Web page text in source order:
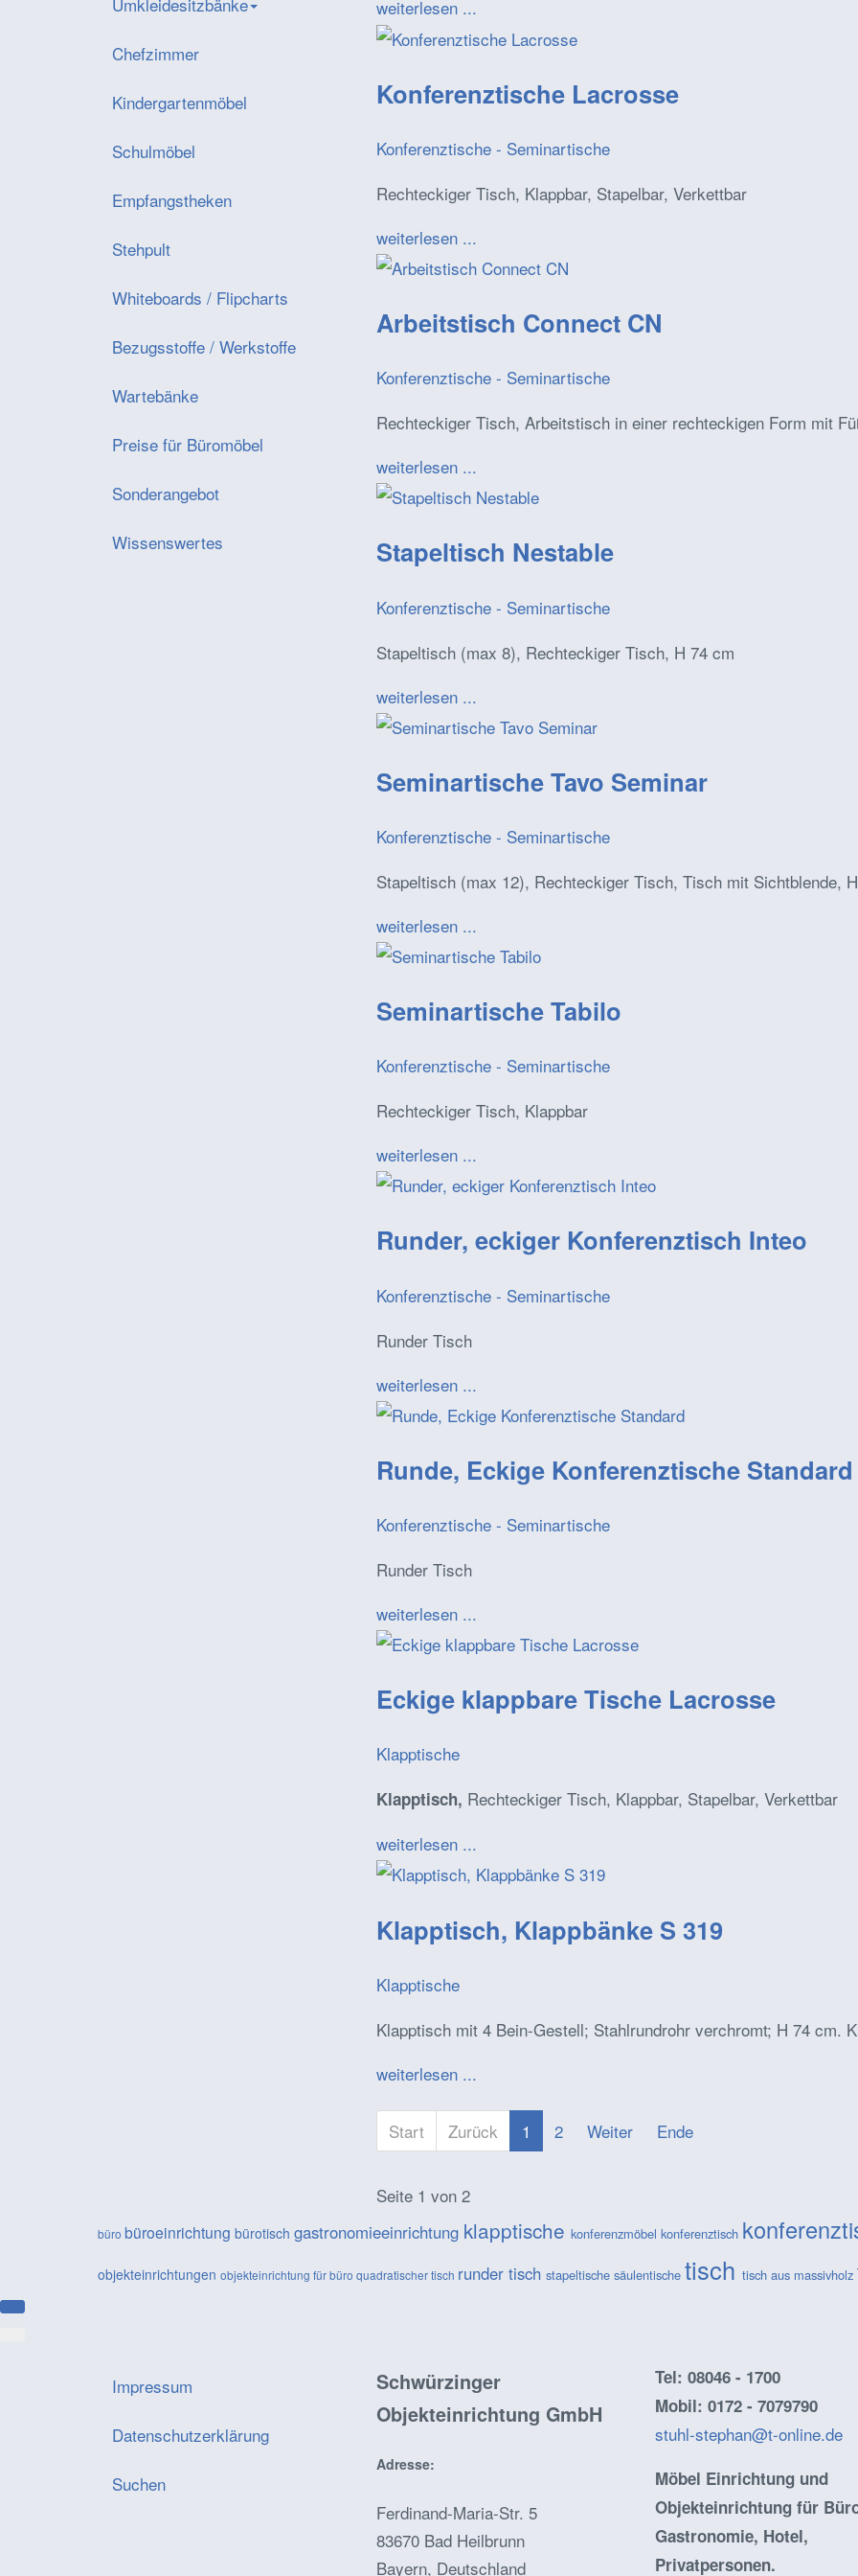
weiterlesen ...
Konferenztische Lacrosse
Konferenztische - Seminartische
Rechteckiger Tisch, Klappbar, Stapelbar, Verkettbar
weiterlesen ...
Arbeitstisch Connect CN
Konferenztische - Seminartische
Rechteckiger Tisch, Arbeitstisch in einer rechteckigen Form mit
weiterlesen ...
Stapeltisch Nestable
Konferenztische - Seminartische
Stapeltisch (max 8), Rechteckiger Tisch, H 74 cm
weiterlesen ...
Seminartische Tavo Seminar
Konferenztische - Seminartische
Stapeltisch (max 12), Rechteckiger Tisch, Tisch mit Sichtblende,
weiterlesen ...
Seminartische Tabilo
Konferenztische - Seminartische
Rechteckiger Tisch, Klappbar
weiterlesen ...
Runder, eckiger Konferenztisch Inteo
Konferenztische - Seminartische
Runder Tisch
weiterlesen ...
Runde, Eckige Konferenztische Standard
Konferenztische - Seminartische
Runder Tisch
weiterlesen ...
Eckige klappbare Tische Lacrosse
Klapptische
Klapptisch, Rechteckiger Tisch, Klappbar, Stapelbar, Verkettbar
weiterlesen ...
Klapptisch, Klappbänke S 319
Klapptische
Klapptisch mit 4 Bein-Gestell; Stahlrundrohr verchromt; H 74 cm.
weiterlesen ...
Start Zurück 1 2 Weiter Ende
Seite 1 von 2
Chefzimmer
Kindergartenmöbel
Schulmöbel
Empfangstheken
Stehpult
Whiteboards / Flipcharts
Bezugsstoffe / Werkstoffe
Wartebänke
Preise für Büromöbel
Sonderangebot
Wissenswertes
büro büroeinrichtung bürotisch gastronomieeinrichtung klapptische konferenzmöbel konferenztisch
objekteinrichtungen objekteinrichtung für büro quadratischer tisch runder tisch stapeltische säulentische tisch tisch aus massivholz
Impressum
Datenschutzerklärung
Suchen
Schwürzinger
Objekteinrichtung GmbH
Adresse:
Ferdinand-Maria-Str. 5
83670 Bad Heilbrunn
Bayern, Deutschland
Tel: 08046 - 1700
Mobil: 0172 - 7079790
stuhl-stephan@t-online.de
Möbel Einrichtung und
Objekteinrichtung für
Gastronomie, Hotel,
Privatpersonen.